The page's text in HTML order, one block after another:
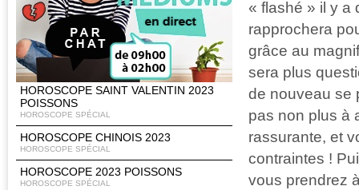
POISSONS
HOROSCOPE SPÉCIAL
HOROSCOPE PRINTEMPS 2023
POISSONS
HOROSCOPE SPÉCIAL
HOROSCOPE SAINT VALENTIN 2023
POISSONS
HOROSCOPE SPÉCIAL
HOROSCOPE CHINOIS 2023
HOROSCOPE SPÉCIAL
HOROSCOPE 2023 POISSONS
HOROSCOPE SPÉCIAL
« flashé » il y a
rapprochera
grâce au
sera plus
de nouveau se
pas non plus à
rassurante, et
contraintes !
vous prendrez